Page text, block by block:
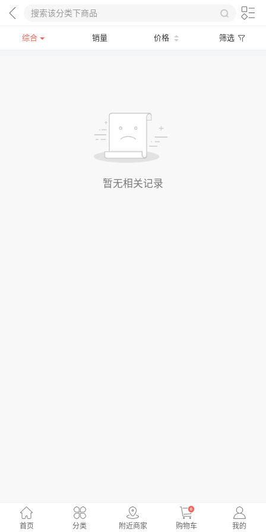
综合 销量 价格 筛选
暂无相关记录
首页 分类 附近商家
0
购物车 我的